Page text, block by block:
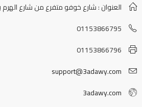
العنوان : شارع خوفو متفرع من شارع
01153866795
01153866796
support@3adawy.com
3adawy.com